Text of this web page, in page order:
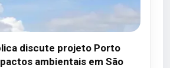
discute projeto Porto
ambientais em São